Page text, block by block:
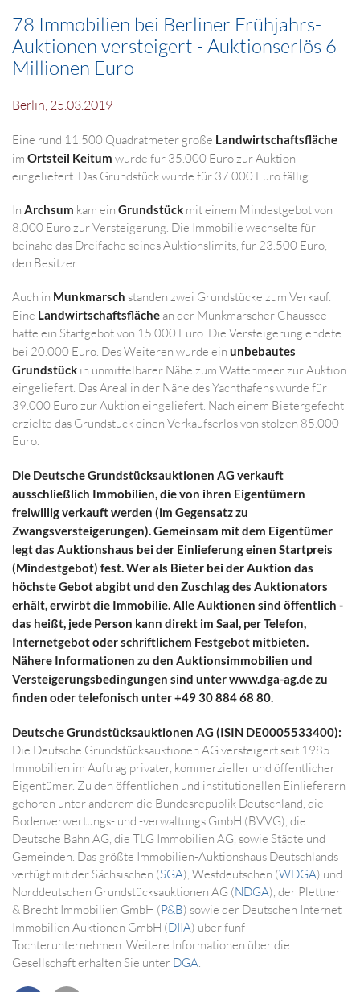
78 Immobilien bei Berliner Frühjahrs-
Auktionen versteigert - Auktionserlös 6
Millionen Euro
Berlin, 25.03.2019
Eine rund 11.500 Quadratmeter große Landwirtschaftsfläche
im Ortsteil Keitum wurde für 35.000 Euro zur Auktion
eingeliefert. Das Grundstück wurde für 37.000 Euro fällig.
In Archsum kam ein Grundstück mit einem Mindestgebot von
8.000 Euro zur Versteigerung. Die Immobilie wechselte für
beinahe das Dreifache seines Auktionslimits, für 23.500 Euro,
den Besitzer.
Auch in Munkmarsch standen zwei Grundstücke zum Verkauf.
Eine Landwirtschaftsfläche an der Munkmarscher Chaussee
hatte ein Startgebot von 15.000 Euro. Die Versteigerung endete
bei 20.000 Euro. Des Weiteren wurde ein unbebautes
Grundstück in unmittelbarer Nähe zum Wattenmeer zur Auktion
eingeliefert. Das Areal in der Nähe des Yachthafens wurde für
39.000 Euro zur Auktion eingeliefert. Nach einem Bietergefecht
erzielte das Grundstück einen Verkaufserlös von stolzen 85.000
Euro.
Die Deutsche Grundstücksauktionen AG verkauft
ausschließlich Immobilien, die von ihren Eigentümern
freiwillig verkauft werden (im Gegensatz zu
Zwangsversteigerungen). Gemeinsam mit dem Eigentümer
legt das Auktionshaus bei der Einlieferung einen Startpreis
(Mindestgebot) fest. Wer als Bieter bei der Auktion das
höchste Gebot abgibt und den Zuschlag des Auktionators
erhält, erwirbt die Immobilie. Alle Auktionen sind öffentlich -
das heißt, jede Person kann direkt im Saal, per Telefon,
Internetgebot oder schriftlichem Festgebot mitbieten.
Nähere Informationen zu den Auktionsimmobilien und
Versteigerungsbedingungen sind unter www.dga-ag.de zu
finden oder telefonisch unter +49 30 884 68 80.
Deutsche Grundstücksauktionen AG (ISIN DE0005533400):
Die Deutsche Grundstücksauktionen AG versteigert seit 1985
Immobilien im Auftrag privater, kommerzieller und öffentlicher
Eigentümer. Zu den öffentlichen und institutionellen Einlieferern
gehören unter anderem die Bundesrepublik Deutschland, die
Bodenverwertungs- und -verwaltungs GmbH (BVVG), die
Deutsche Bahn AG, die TLG Immobilien AG, sowie Städte und
Gemeinden. Das größte Immobilien-Auktionshaus Deutschlands
verfügt mit der Sächsischen (SGA), Westdeutschen (WDGA) und
Norddeutschen Grundstücksauktionen AG (NDGA), der Plettner
& Brecht Immobilien GmbH (P&B) sowie der Deutschen Internet
Immobilien Auktionen GmbH (DIIA) über fünf
Tochterunternehmen. Weitere Informationen über die
Gesellschaft erhalten Sie unter DGA